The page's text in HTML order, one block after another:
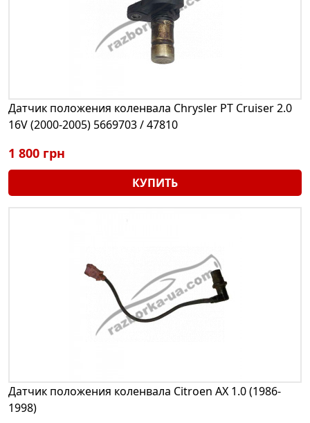
Датчик положения коленвала Chrysler PT Cruiser 2.0
16V (2000-2005) 5669703 / 47810
1 800 грн
КУПИТЬ
Датчик положения коленвала Citroen AX 1.0 (1986-
1998)